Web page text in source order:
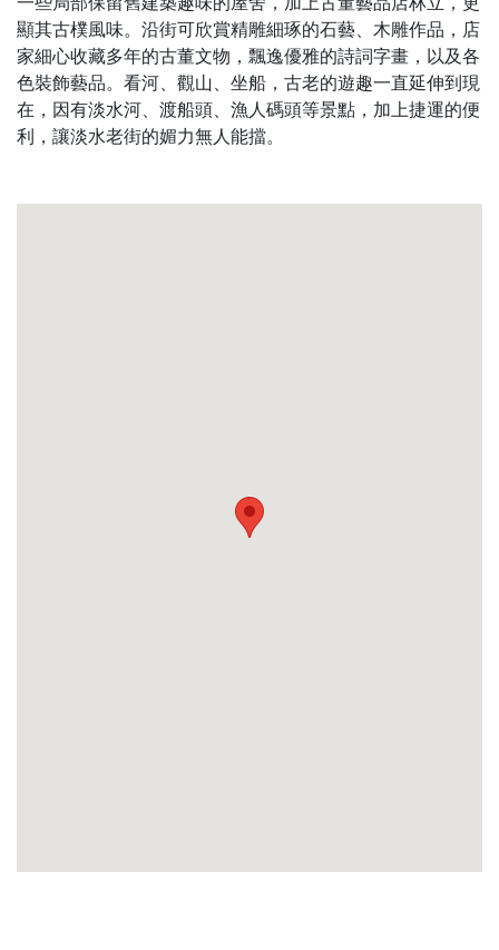
顯其古樸風味。沿街可欣賞精雕細琢的石藝、木雕作品，店
家細心收藏多年的古董文物，飄逸優雅的詩詞字畫，以及各
色裝飾藝品。看河、觀山、坐船，古老的遊趣一直延伸到現
在，因有淡水河、渡船頭、漁人碼頭等景點，加上捷運的便
利，讓淡水老街的媚力無人能擋。